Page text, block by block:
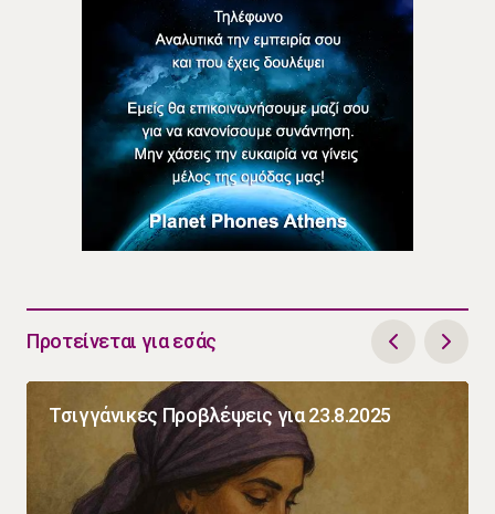
Προτείνεται για εσάς
Τσιγγάνικες Προβλέψεις για 23.8.2025